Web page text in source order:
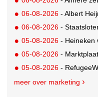
06-08-2026 - Albert Heijn
06-08-2026 - Staatsloterij brengt
05-08-2026 - Heineken
05-08-2026 - Marktplaats
05-08-2026 - RefugeeWork
meer over marketing